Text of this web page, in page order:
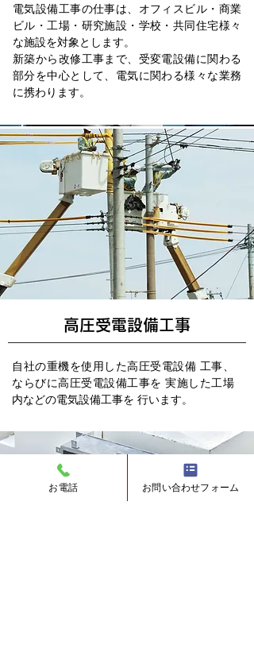
電気設備工事の仕事は、オフィスビル・商業
ビル・工場・研究施設・学校・共同住宅様々
な施設を対象とします。
新築から改修工事まで、受変電設備に関わる
部分を中心として、電気に関わる様々な業務
に携わります。
高圧受電設備工事
自社の重機を使用した高圧受電設備 工事、
ならびに高圧受電設備工事を 実施した工場
内などの電気設備工事を 行います。
お電話 お問い合わせフォーム